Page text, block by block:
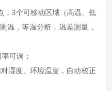
，3个可移动区域（高温、低
温，等温分析，温差测量，
可调；
湿度、环境温度，自动校正